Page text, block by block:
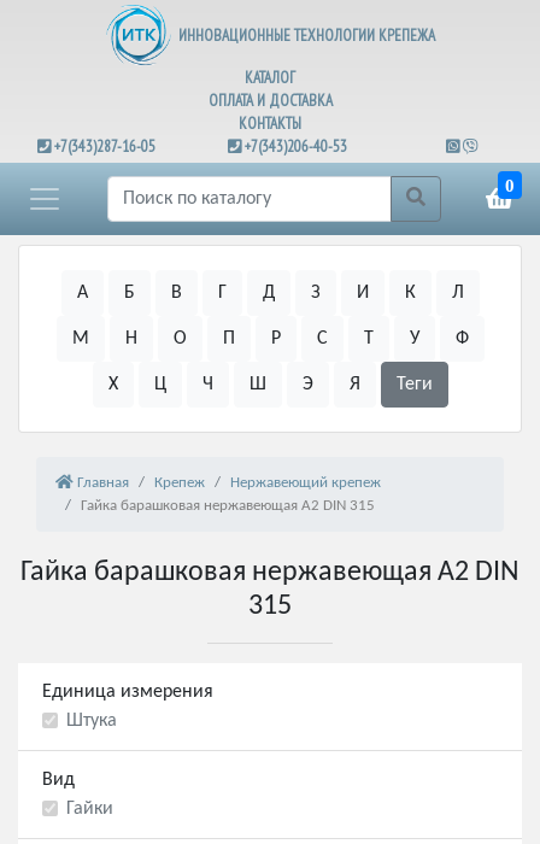
ИННОВАЦИОННЫЕ ТЕХНОЛОГИИ КРЕПЕЖА
КАТАЛОГ
ОПЛАТА И ДОСТАВКА
КОНТАКТЫ
+7(343)287-16-05
+7(343)206-40-53
0
А Б В Г Д З И К Л
М Н О П Р С Т У Ф
Х Ц Ч Ш Э Я Теги
Главная Крепеж
Нержавеющий крепеж
Гайка барашковая нержавеющая А2 DIN 315
Гайка барашковая нержавеющая А2 DIN
315
Единица измерения
Штука
Вид
Гайки